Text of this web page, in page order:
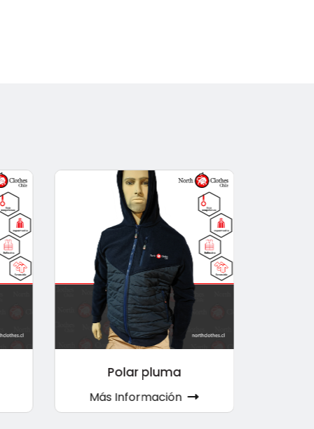
Polar pluma
Más Información